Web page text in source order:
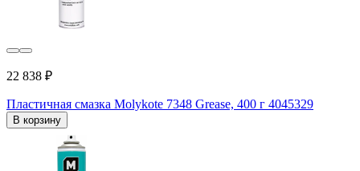
22 838 ₽
Пластичная смазка Molykote 7348 Grease, 400 г 4045329
В корзину